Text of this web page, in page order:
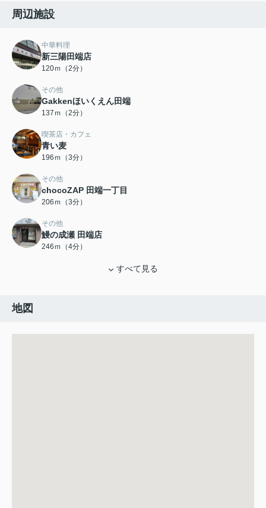
周辺施設
中華料理
新三陽田端店
120ｍ（2分）
その他
Gakkenほいくえん田端
137ｍ（2分）
喫茶店・カフェ
青い麦
196ｍ（3分）
その他
chocoZAP 田端一丁目
206ｍ（3分）
その他
鰻の成瀬 田端店
246ｍ（4分）
すべて見る
地図